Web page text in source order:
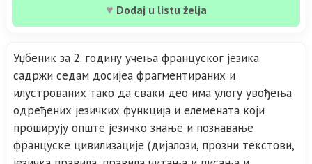
♥ Dodaj u listu želja
Уџбеник за 2. годину учења француског језика
садржи седам досијеа фрагментираних и
илустрованих тако да сваки део има улогу увођења
одређених језичких функција и елемената који
проширују опште језичко знање и познавање
француске цивилизације (дијалози, прозни текстови,